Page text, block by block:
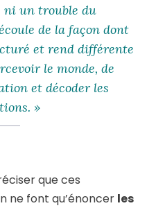
un trouble du
de la façon dont
et rend différente
le monde, de
et décoder les
»
que ces
ne font qu’énoncer les